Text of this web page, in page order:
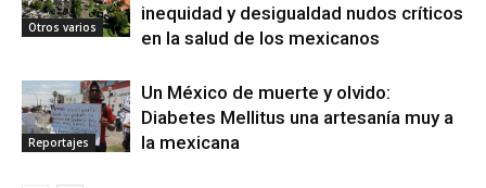
Otros varios
inequidad y desigualdad nudos críticos
en la salud de los mexicanos
Reportajes
Un México de muerte y olvido:
Diabetes Mellitus una artesanía muy a
la mexicana